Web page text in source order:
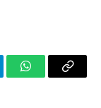
WhatsApp
Copy